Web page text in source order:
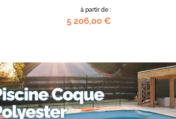
à partir de :
5 206,00 €